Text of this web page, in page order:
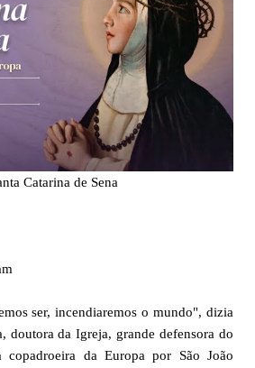
Catarina de Sena
ser, incendiaremos o mundo", dizia
doutora da Igreja, grande defensora do
copadroeira da Europa por São João